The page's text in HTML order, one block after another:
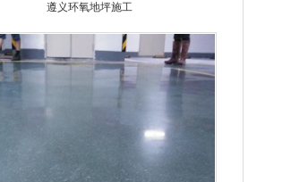
遵义环氧地坪施工